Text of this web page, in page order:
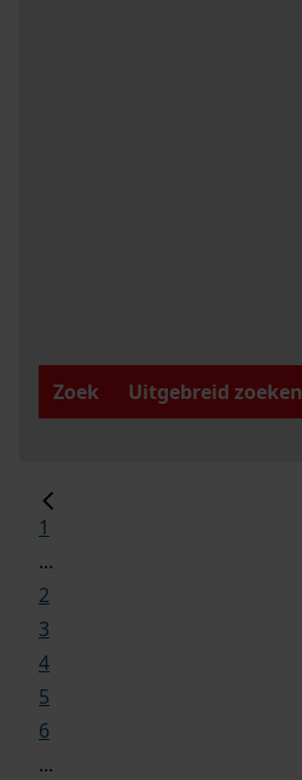
Zoek
Uitgebreid zoeken
1
...
2
3
4
5
6
...